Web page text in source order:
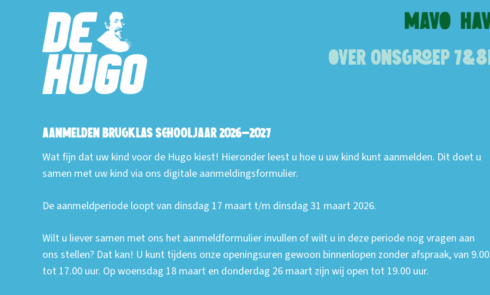
Over onsGroep 7&8
Aanmelden brugklas schooljaar 2026-2027
Wat fijn dat uw kind voor de Hugo kiest! Hieronder leest u hoe u uw kind kunt aanmelden. Dit doet u
samen met uw kind via ons digitale aanmeldingsformulier.
De aanmeldperiode loopt van dinsdag 17 maart t/m dinsdag 31 maart 2026.
Wilt u liever samen met ons het aanmeldformulier invullen of wilt u in deze periode nog vragen aan
ons stellen? Dat kan! U kunt tijdens onze openingsuren gewoon binnenlopen zonder afspraak, van 9.00
tot 17.00 uur. Op woensdag 18 maart en donderdag 26 maart zijn wij open tot 19.00 uur.